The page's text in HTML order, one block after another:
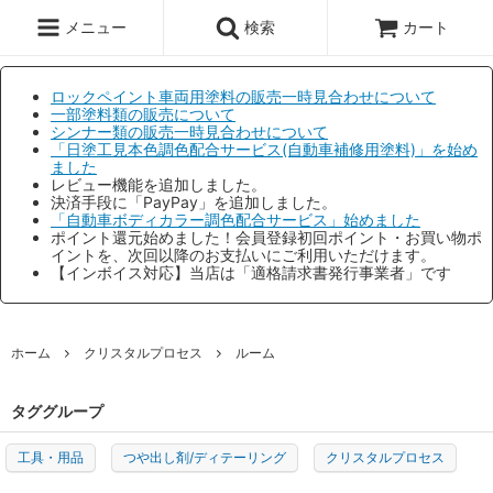
メニュー 検索 カート
ロックペイント車両用塗料の販売一時見合わせについて
一部塗料類の販売について
シンナー類の販売一時見合わせについて
「日塗工見本色調色配合サービス(自動車補修用塗料)」を始め
ました
レビュー機能を追加しました。
決済手段に「PayPay」を追加しました。
「自動車ボディカラー調色配合サービス」始めました
ポイント還元始めました！会員登録初回ポイント・お買い物ポ
イントを、次回以降のお支払いにご利用いただけます。
【インボイス対応】当店は「適格請求書発行事業者」です
ホーム クリスタルプロセス ルーム
タググループ
工具・用品 つや出し剤/ディテーリング クリスタルプロセス